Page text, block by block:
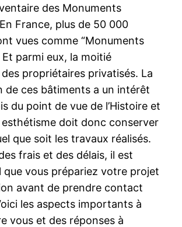
des Monuments
France, plus de 50 000
vues comme “Monuments
Et parmi eux, la moitié
propriétaires privatisés. La
de ces bâtiments a un intérêt
du point de vue de l’Histoire et
esthétisme doit donc conserver
que soit les travaux réalisés.
frais et des délais, il est
vous prépariez votre projet
avant de prendre contact
les aspects importants à
vous et des réponses à